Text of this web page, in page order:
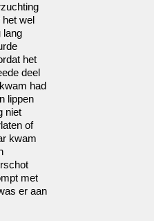
het wel
lang
het
deel
had
lippen
niet
of
kwam
met
er aan